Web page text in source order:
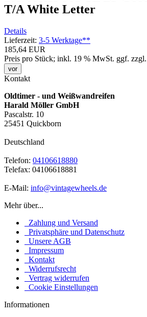
T/A White Letter
Details
Lieferzeit: 3-5 Werktage**
185,64 EUR
Preis pro Stück; inkl. 19 % MwSt. ggf. zzgl.
vor
Kontakt
Oldtimer - und Weißwandreifen
Harald Möller GmbH
Pascalstr. 10
25451 Quickborn
Deutschland
Telefon: 04106618880
Telefax: 04106618881
E-Mail: info@vintagewheels.de
Mehr über...
Zahlung und Versand
Privatsphäre und Datenschutz
Unsere AGB
Impressum
Kontakt
Widerrufsrecht
Vertrag widerrufen
Cookie Einstellungen
Informationen